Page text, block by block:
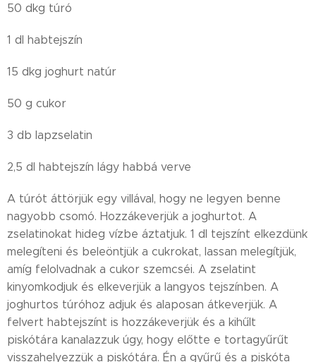
50 dkg túró
1 dl habtejszín
15 dkg joghurt natúr
50 g cukor
3 db lapzselatin
2,5 dl habtejszín lágy habbá verve
A túrót áttörjük egy villával, hogy ne legyen benne
nagyobb csomó. Hozzákeverjük a joghurtot. A
zselatinokat hideg vízbe áztatjuk. 1 dl tejszínt elkezdünk
melegíteni és beleöntjük a cukrokat, lassan melegítjük,
amíg felolvadnak a cukor szemcséi. A zselatint
kinyomkodjuk és elkeverjük a langyos tejszínben. A
joghurtos túróhoz adjuk és alaposan átkeverjük. A
felvert habtejszínt is hozzákeverjük és a kihűlt
piskótára kanalazzuk úgy, hogy előtte e tortagyűrűt
visszahelyezzük a piskótára. Én a gyűrű és a piskóta